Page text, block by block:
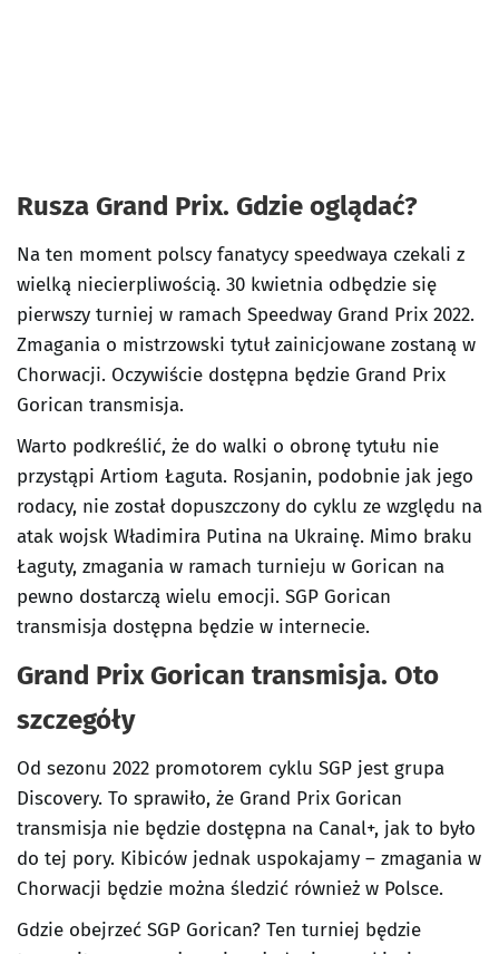
Rusza Grand Prix. Gdzie oglądać?
Na ten moment polscy fanatycy speedwaya czekali z
wielką niecierpliwością. 30 kwietnia odbędzie się
pierwszy turniej w ramach Speedway Grand Prix 2022.
Zmagania o mistrzowski tytuł zainicjowane zostaną w
Chorwacji. Oczywiście dostępna będzie Grand Prix
Gorican transmisja.
Warto podkreślić, że do walki o obronę tytułu nie
przystąpi Artiom Łaguta. Rosjanin, podobnie jak jego
rodacy, nie został dopuszczony do cyklu ze względu na
atak wojsk Władimira Putina na Ukrainę. Mimo braku
Łaguty, zmagania w ramach turnieju w Gorican na
pewno dostarczą wielu emocji. SGP Gorican
transmisja dostępna będzie w internecie.
Grand Prix Gorican transmisja. Oto
szczegóły
Od sezonu 2022 promotorem cyklu SGP jest grupa
Discovery. To sprawiło, że Grand Prix Gorican
transmisja nie będzie dostępna na Canal+, jak to było
do tej pory. Kibiców jednak uspokajamy – zmagania w
Chorwacji będzie można śledzić również w Polsce.
Gdzie obejrzeć SGP Gorican? Ten turniej będzie